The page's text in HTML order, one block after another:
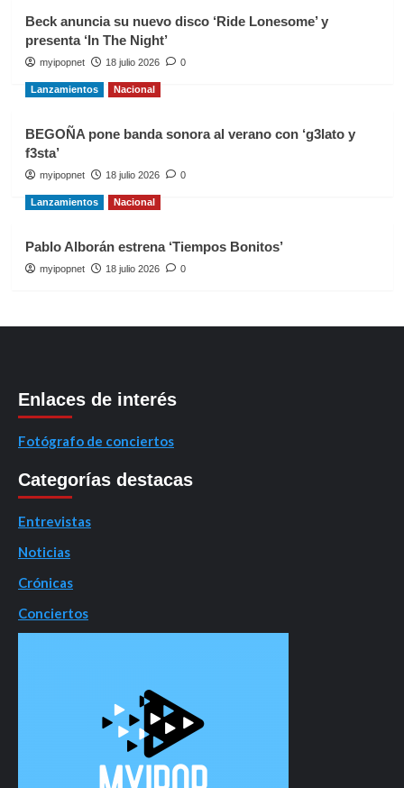
Beck anuncia su nuevo disco ‘Ride Lonesome’ y
presenta ‘In The Night’
myipopnet 18 julio 2026 0
Lanzamientos Nacional
BEGOÑA pone banda sonora al verano con ‘g3lato y
f3sta’
myipopnet 18 julio 2026 0
Lanzamientos Nacional
Pablo Alborán estrena ‘Tiempos Bonitos’
myipopnet 18 julio 2026 0
Enlaces de interés
Fotógrafo de conciertos
Categorías destacas
Entrevistas
Noticias
Crónicas
Conciertos